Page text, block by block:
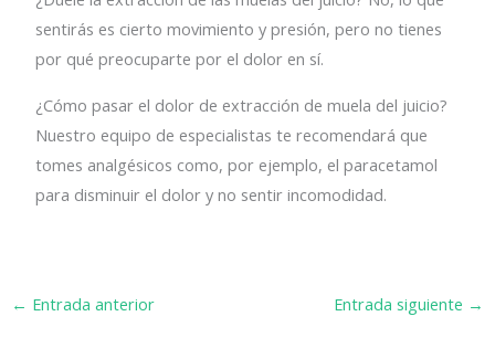
sentirás es cierto movimiento y presión, pero no tienes
por qué preocuparte por el dolor en sí.
¿Cómo pasar el dolor de extracción de muela del juicio?
Nuestro equipo de especialistas te recomendará que
tomes analgésicos como, por ejemplo, el paracetamol
para disminuir el dolor y no sentir incomodidad.
← Entrada anterior Entrada siguiente →